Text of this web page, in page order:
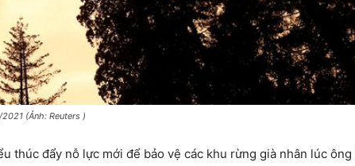
(Ảnh: Reuters )
thúc đẩy nỗ lực mới để bảo vệ các khu rừng già nhân lúc ông